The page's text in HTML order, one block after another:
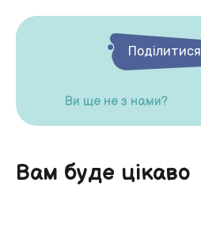
Поділитися
Ви ще не з нами?
Вам буде цікаво